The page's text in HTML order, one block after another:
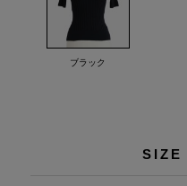
ブラック
SIZE